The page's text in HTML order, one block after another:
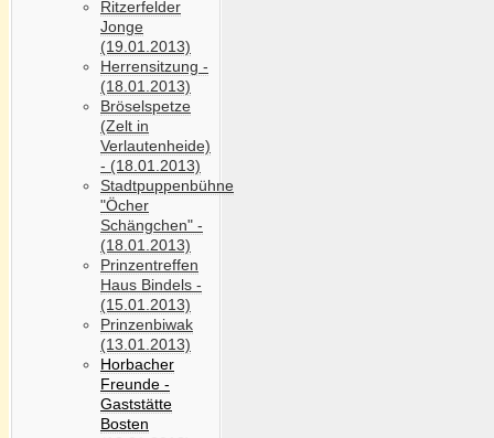
Ritzerfelder
Jonge
(19.01.2013)
Herrensitzung -
(18.01.2013)
Bröselspetze
(Zelt in
Verlautenheide)
- (18.01.2013)
Stadtpuppenbühne
"Öcher
Schängchen" -
(18.01.2013)
Prinzentreffen
Haus Bindels -
(15.01.2013)
Prinzenbiwak
(13.01.2013)
Horbacher
Freunde -
Gaststätte
Bosten